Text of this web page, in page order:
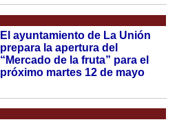
El ayuntamiento de La Unión
prepara la apertura del
“Mercado de la fruta” para el
próximo martes 12 de mayo